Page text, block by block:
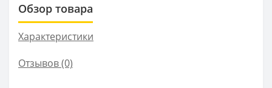
Обзор товара
Характеристики
Отзывов (0)